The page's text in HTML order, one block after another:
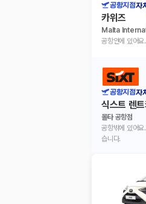
공항지점자
카위즈
Malta
공항안에 있어
공항지점자
식스트 렌
몰타 공항점
공항밖에 있어
습니다.